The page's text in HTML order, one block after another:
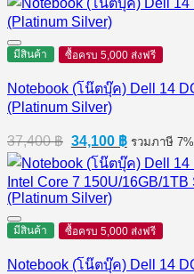
มีสินค้า ซื้อครบ 5,000 ส่งฟรี
Notebook (โน๊ตบุ๊ค) Dell 14
(Platinum Silver)
37,400฿ Original
price
was:
37,400 ฿.
34,100 ฿Current
price
is:
34,100 ฿.
รวมภาษี 7%
มีสินค้า ซื้อครบ 5,000 ส่งฟรี
Notebook (โน๊ตบุ๊ค) Dell 14